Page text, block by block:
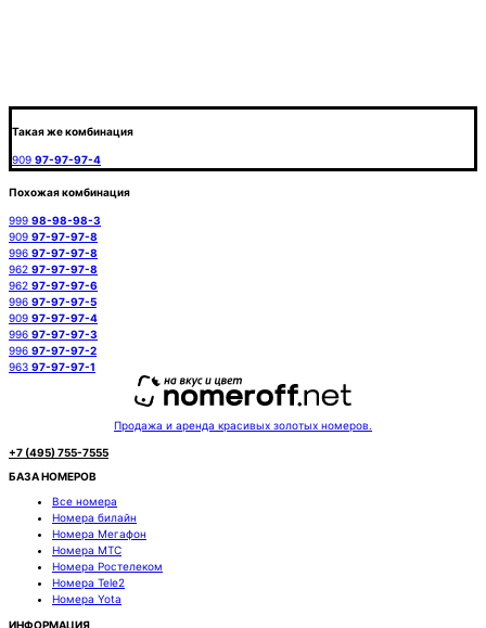
Такая же комбинация
909 97-97-97-4
Похожая комбинация
999 98-98-98-3
909 97-97-97-8
996 97-97-97-8
962 97-97-97-8
962 97-97-97-6
996 97-97-97-5
909 97-97-97-4
996 97-97-97-3
996 97-97-97-2
963 97-97-97-1
Продажа и аренда красивых золотых номеров.
+7 (495) 755-7555
БАЗА НОМЕРОВ
Все номера
Номера билайн
Номера Мегафон
Номера МТС
Номера Ростелеком
Номера Tele2
Номера Yota
ИНФОРМАЦИЯ